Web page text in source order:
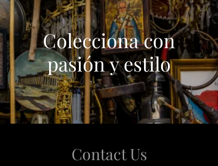
Colecciona con
pasión y estilo
Contact Us